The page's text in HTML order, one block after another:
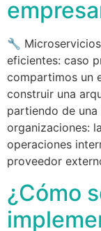
🔧
eficientes: caso
compartimos un
construir una
partiendo de una
organizaciones:
operaciones
proveedor
¿Cómo